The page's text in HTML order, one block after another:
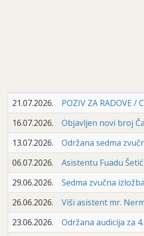
21.07.2026.
POZIV ZA RADOVE
16.07.2026.
Objavljen novi broj
13.07.2026.
Održana sedma
06.07.2026.
Asistentu Fuadu
29.06.2026.
Sedma zvučna
26.06.2026.
Viši asistent mr.
23.06.2026.
Održana audicija za